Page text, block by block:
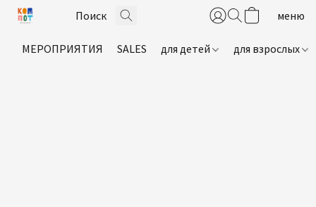
МЕРОПРИЯТИЯ SALES для детей для взрослых